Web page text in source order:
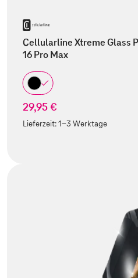
Cellularline Xtreme Glass
16 Pro Max
29,95 €
Lieferzeit:1-3 Werktage